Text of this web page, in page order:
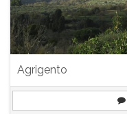
Agrigento